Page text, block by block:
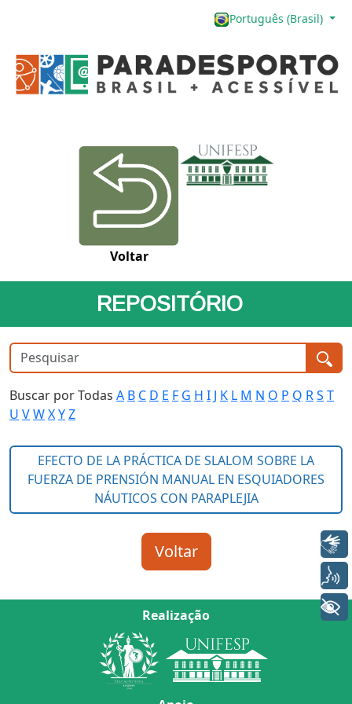
Português (Brasil)
Voltar
REPOSITÓRIO
Buscar por Todas A B C D E F G H I J K L M N O P Q RS T
U VWXYZ
Realização